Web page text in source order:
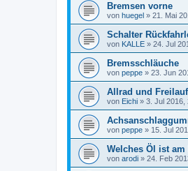
Bremsen vorne
von huegel » 21. Mai
Schalter
von KALLE » 24. Jul
Bremsschläuche
von peppe » 23. Jun
Allrad und
von Eichi » 3. Jul 2016,
von peppe » 15. Jul
Welches Öl ist am
von arodi » 24. Feb